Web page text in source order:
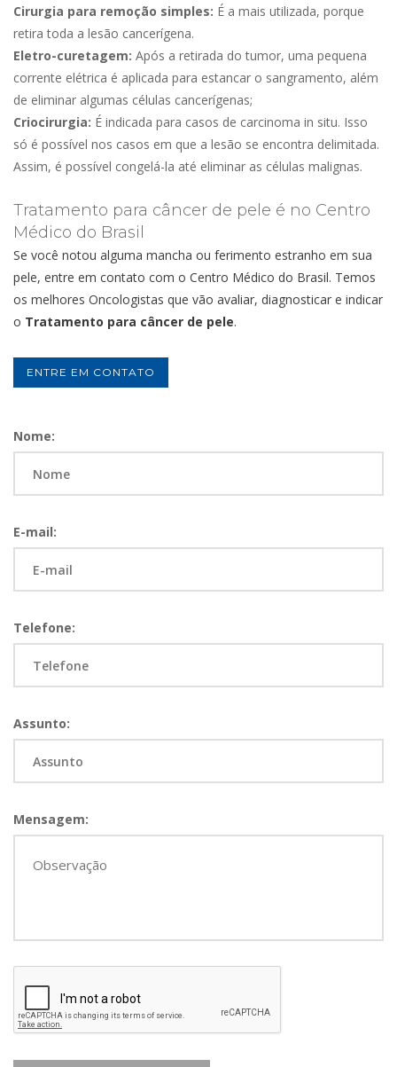
Cirurgia para remoção simples: É a mais utilizada, porque
retira toda a lesão cancerígena.
Eletro-curetagem: Após a retirada do tumor, uma pequena
corrente elétrica é aplicada para estancar o sangramento, além
de eliminar algumas células cancerígenas;
Criocirurgia: É indicada para casos de carcinoma in situ. Isso
só é possível nos casos em que a lesão se encontra delimitada.
Assim, é possível congelá-la até eliminar as células malignas.
Tratamento para câncer de pele é no Centro
Médico do Brasil
Se você notou alguma mancha ou ferimento estranho em sua
pele, entre em contato com o Centro Médico do Brasil. Temos
os melhores Oncologistas que vão avaliar, diagnosticar e indicar
o Tratamento para câncer de pele.
ENTRE EM CONTATO
Nome:
E-mail:
Telefone:
Assunto:
Mensagem: